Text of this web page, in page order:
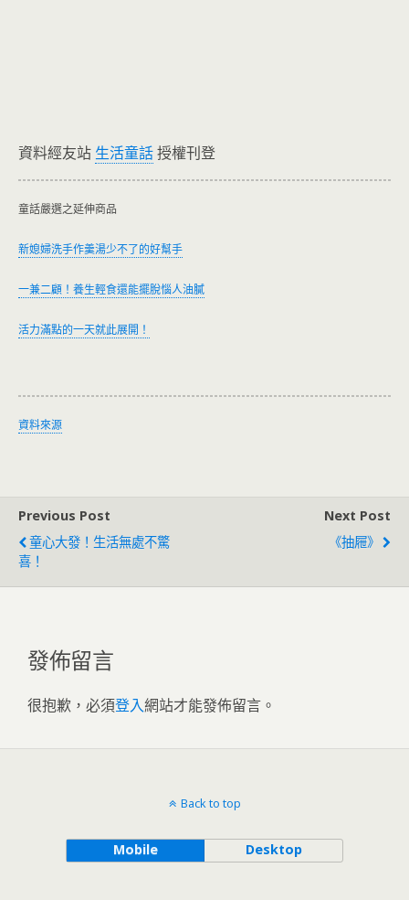
資料經友站 生活童話授權刊登
童話嚴選之延伸商品
新媳婦洗手作羹湯少不了的好幫手
一兼二顧！養生輕食還能擺脫惱人油膩
活力滿點的一天就此展開！
資料來源
Previous Post
童心大發！生活無處不驚
喜！
Next Post
《抽屜》
發佈留言
很抱歉，必須登入網站才能發佈留言。
Back to top
Mobile Desktop